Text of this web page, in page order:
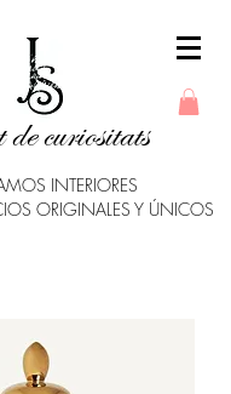
curiositats
INTERIORES
ORIGINALES Y ÚNICOS